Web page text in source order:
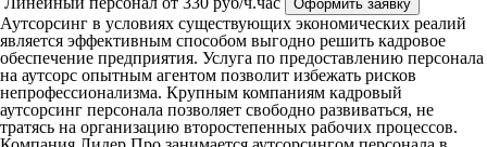
Оформить заявку
Аутсорсинг в условиях существующих экономических реалий
является эффективным способом выгодно решить кадровое
обеспечение предприятия. Услуга по предоставлению персонала
на аутсорс опытным агентом позволит избежать рисков
непрофессионализма. Крупным компаниям кадровый
аутсорсинг персонала позволяет свободно развиваться, не
тратясь на организацию второстепенных рабочих процессов.